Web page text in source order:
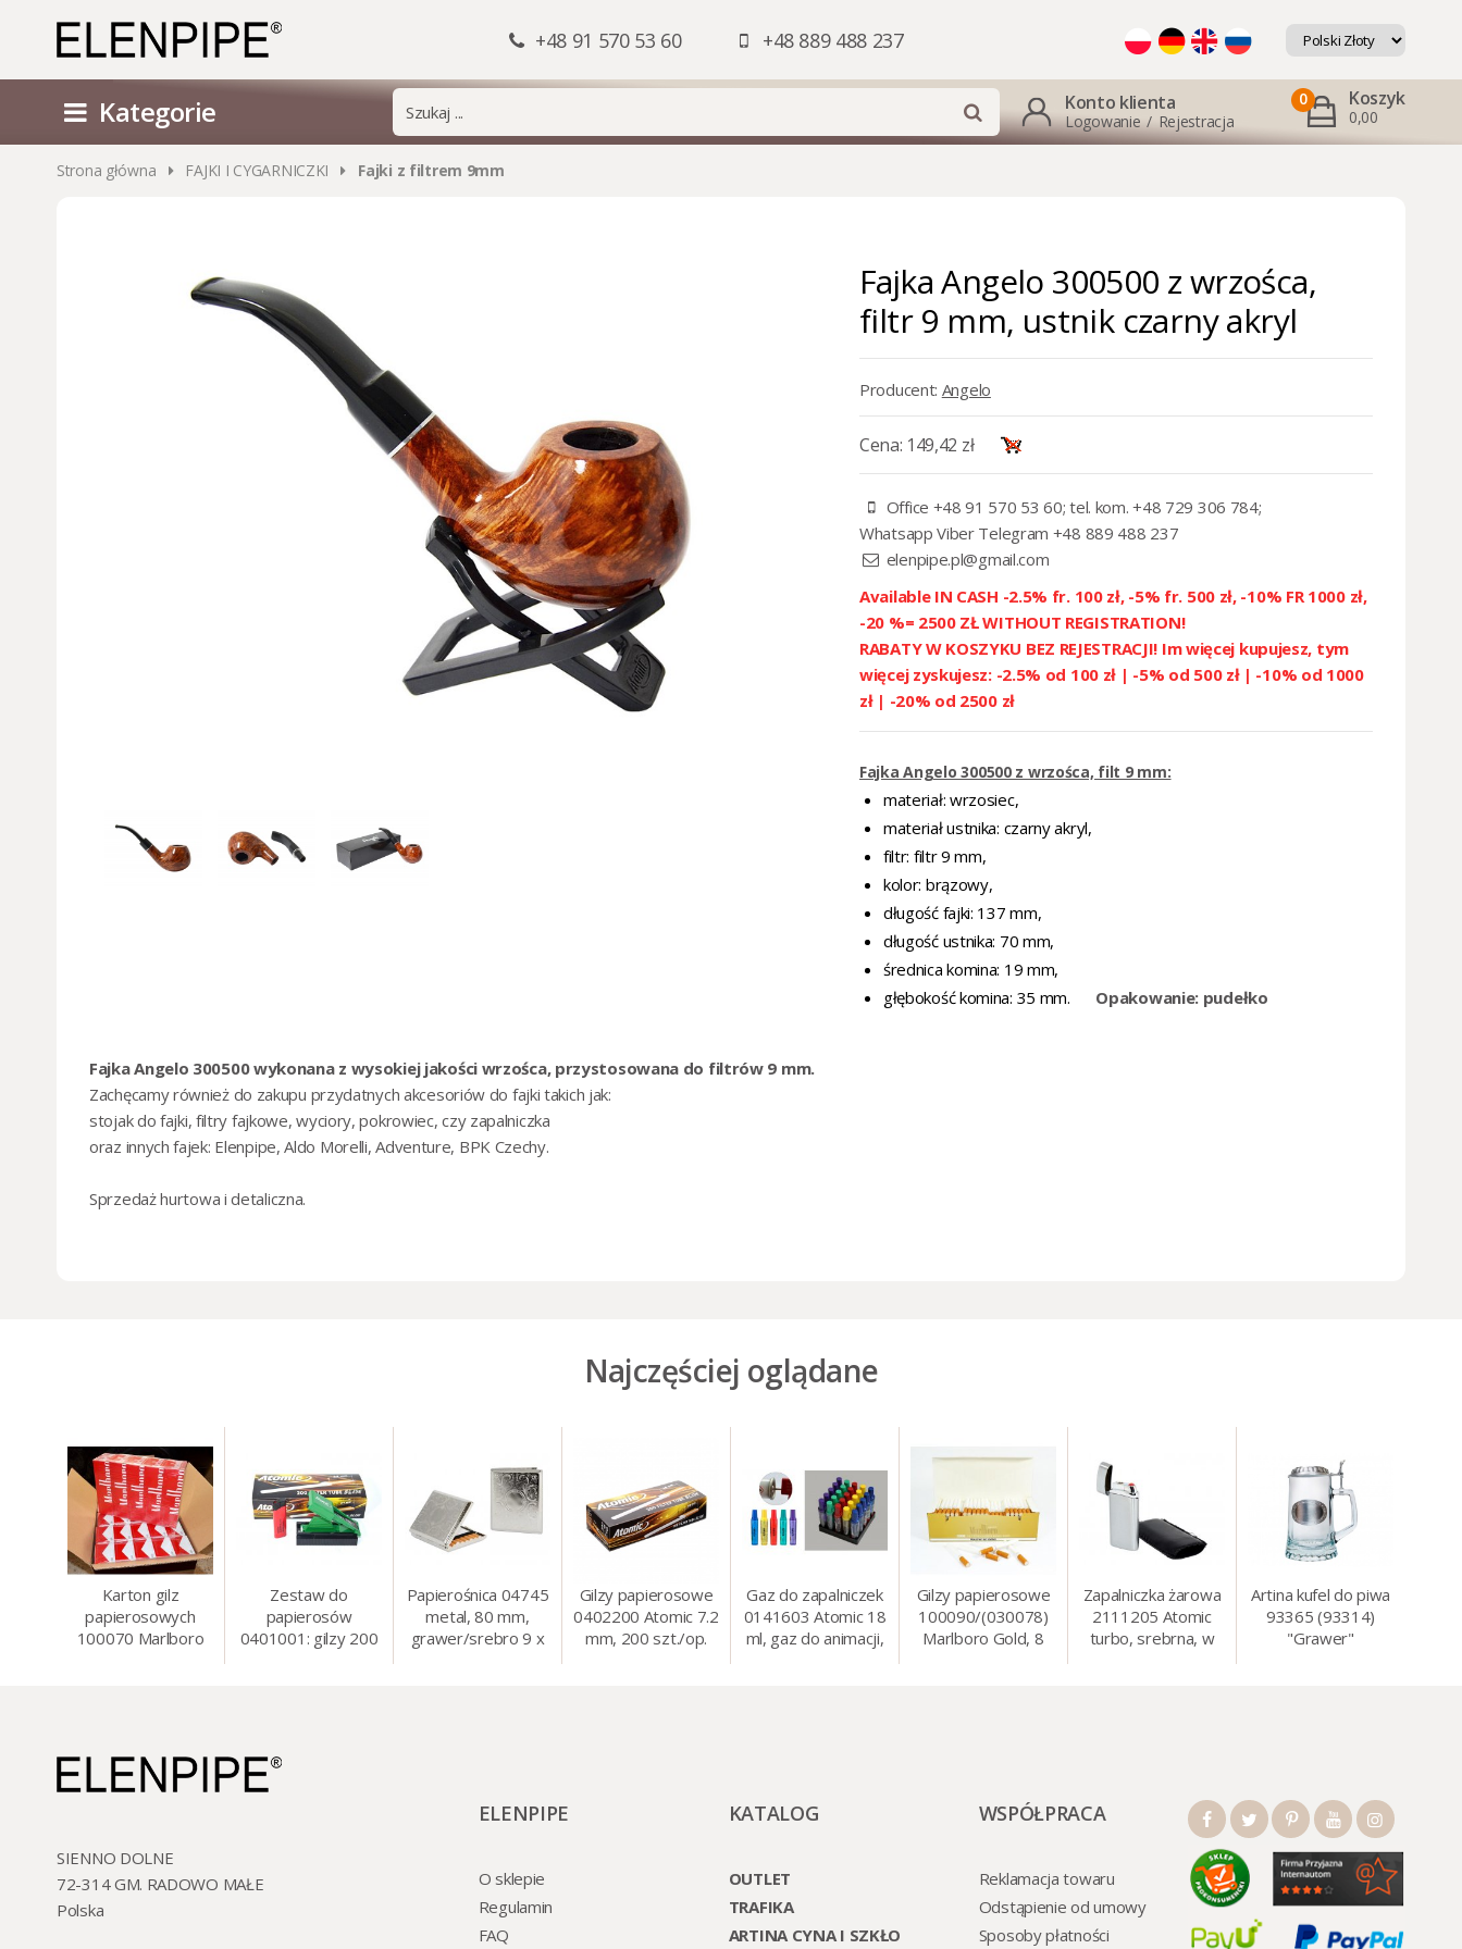
+48 91 570 53 60 +48 889 488 237
Kategorie Konto klienta
Logowanie / Rejestracja
0 Koszyk
0,00
Strona główna FAJKI I CYGARNICZKI Fajki z filtrem 9mm
Fajka Angelo 300500 z wrzośca,
filtr 9 mm, ustnik czarny akryl
Producent: Angelo
Cena: 149,42 zł
Office +48 91 570 53 60; tel. kom. +48 729 306 784;
Whatsapp Viber Telegram +48 889 488 237
elenpipe.pl@gmail.com
Available IN CASH -2.5% fr. 100 zł, -5% fr. 500 zł, -10% FR 1000 zł,
-20 %= 2500 ZŁ WITHOUT REGISTRATION!
RABATY W KOSZYKU BEZ REJESTRACJI! Im więcej kupujesz, tym
więcej zyskujesz: -2.5% od 100 zł | -5% od 500 zł | -10% od 1000
zł | -20% od 2500 zł
Fajka Angelo 300500 z wrzośca, filt 9 mm:
materiał: wrzosiec,
materiał ustnika: czarny akryl,
filtr: filtr 9 mm,
kolor: brązowy,
długość fajki: 137 mm,
długość ustnika: 70 mm,
średnica komina: 19 mm,
głębokość komina: 35 mm.
Opakowanie: pudełko
Fajka Angelo 300500 wykonana z wysokiej jakości wrzośca, przystosowana do filtrów 9 mm.
Zachęcamy również do zakupu przydatnych akcesoriów do fajki takich jak:
stojak do fajki, filtry fajkowe,wyciory,pokrowiec, czy zapalniczka
oraz innych fajek: Elenpipe,Aldo Morelli,Adventure, BPK Czechy.
Sprzedażhurtowa i detaliczna.
Najczęściej oglądane
Karton gilz
papierosowych
100070 Marlboro
Zestaw do
papierosów
0401001: gilzy 200
Papierośnica 04745
metal, 80 mm,
grawer/srebro 9 x
Gilzy papierosowe
0402200 Atomic 7.2
mm, 200 szt./op.
Gaz do zapalniczek
0141603 Atomic 18
ml, gaz do animacji,
Gilzy papierosowe
100090/(030078)
Marlboro Gold, 8
Zapalniczka żarowa
2111205 Atomic
turbo, srebrna, w
Artina kufel do piwa
93365 (93314)
"Grawer"
SIENNO DOLNE
72-314 GM. RADOWO MAŁE
Polska
ELENPIPE
O sklepie
Regulamin
FAQ
KATALOG
OUTLET
TRAFIKA
ARTINA CYNA I SZKŁO
WSPÓŁPRACA
Reklamacja towaru
Odstąpienie od umowy
Sposoby płatności